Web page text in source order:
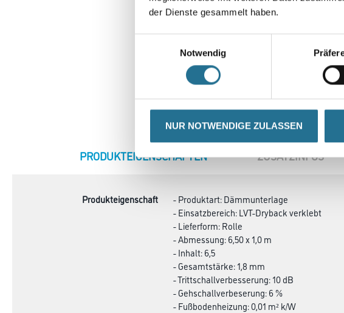
der Dienste gesammelt haben.
Notwendig
NUR NOTWENDIGE ZULASSEN
CURRENT
PRODUKTEIGENSCHAFTEN ZUSATZINFOS
Produkteigenschaft
- Produktart: Dämmunterlage
- Einsatzbereich: LVT-Dryback verklebt
- Lieferform: Rolle
- Abmessung: 6,50 x 1,0 m
- Inhalt: 6,5
- Gesamtstärke: 1,8 mm
- Trittschallverbesserung: 10 dB
- Gehschallverbeserung: 6 %
- Fußbodenheizung: 0,01 m² k/W